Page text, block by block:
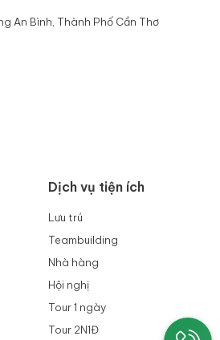
An Bình, Thành Phố Cần Thơ
Dịch vụ tiện ích
Lưu trú
Teambuilding
Nhà hàng
Hội nghị
Tour 1 ngày
Tour 2N1Đ